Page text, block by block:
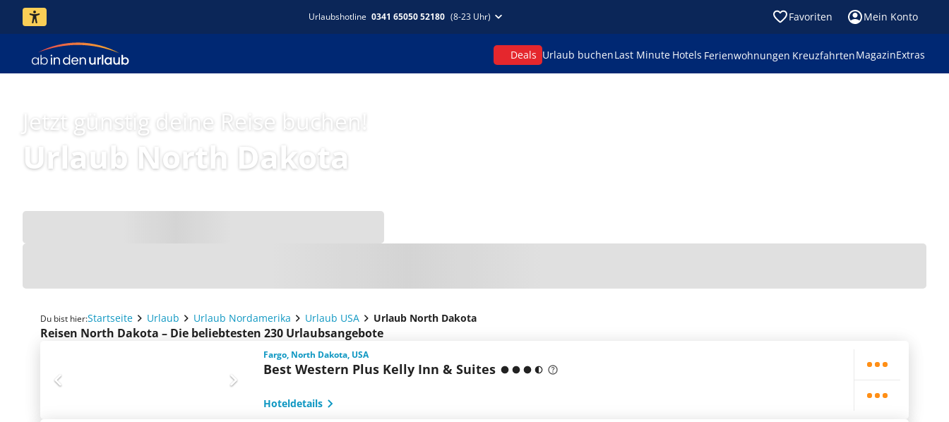
Urlaubshotline 0341 65050 52180 (8-23 Uhr) Favoriten Mein Konto
Deals Urlaub buchenLast Minute Hotels Ferienwohnungen KreuzfahrtenMagazinExtras
Jetzt günstig deine Reise buchen!
Urlaub North Dakota
Du bist hier:Startseite Urlaub Urlaub Nordamerika Urlaub USA Urlaub North Dakota
Reisen North Dakota – Die beliebtesten 230 Urlaubsangebote
Fargo, North Dakota, USA
Best Western Plus Kelly Inn & Suites
Hoteldetails